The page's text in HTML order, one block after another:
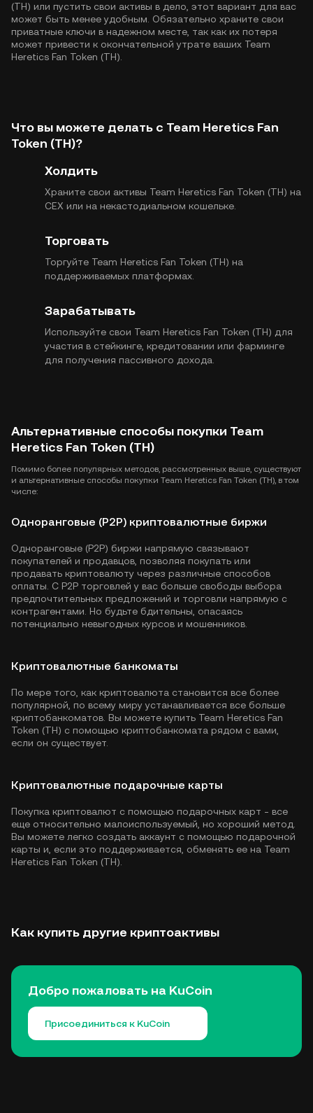
(TH) или пустить свои активы в дело, этот вариант для вас
может быть менее удобным. Обязательно храните свои
приватные ключи в надежном месте, так как их потеря
может привести к окончательной утрате ваших Team
Heretics Fan Token (TH).
Что вы можете делать с Team Heretics Fan
Token (TH)?
Холдить
Храните свои активы Team Heretics Fan Token (TH) на
CEX или на некастодиальном кошельке.
Торговать
Торгуйте Team Heretics Fan Token (TH) на
поддерживаемых платформах.
Зарабатывать
Используйте свои Team Heretics Fan Token (TH) для
участия в стейкинге, кредитовании или фарминге
для получения пассивного дохода.
Альтернативные способы покупки Team
Heretics Fan Token (TH)
Помимо более популярных методов, рассмотренных выше, существуют
и альтернативные способы покупки Team Heretics Fan Token (TH), в том
числе:
Одноранговые (P2P) криптовалютные биржи
Одноранговые (P2P) биржи напрямую связывают
покупателей и продавцов, позволяя покупать или
продавать криптовалюту через различные способов
оплаты. С P2P торговлей у вас больше свободы выбора
предпочтительных предложений и торговли напрямую с
контрагентами. Но будьте бдительны, опасаясь
потенциально невыгодных курсов и мошенников.
Криптовалютные банкоматы
По мере того, как криптовалюта становится все более
популярной, по всему миру устанавливается все больше
криптобанкоматов. Вы можете купить Team Heretics Fan
Token (TH) с помощью криптобанкомата рядом с вами,
если он существует.
Криптовалютные подарочные карты
Покупка криптовалют с помощью подарочных карт - все
еще относительно малоиспользуемый, но хороший метод.
Вы можете легко создать аккаунт с помощью подарочной
карты и, если это поддерживается, обменять ее на Team
Heretics Fan Token (TH).
Как купить другие криптоактивы
Добро пожаловать на KuCoin
Присоединиться к KuCoin